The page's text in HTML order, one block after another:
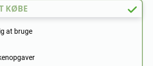
KØBE
at bruge